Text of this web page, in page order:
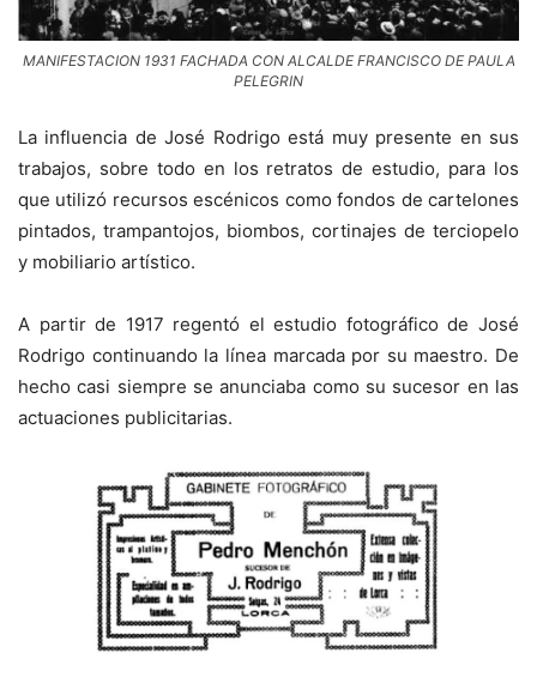
MANIFESTACION 1931 FACHADA CON ALCALDE FRANCISCO DE PAULA
PELEGRIN
La influencia de José Rodrigo está muy presente en sus
trabajos, sobre todo en los retratos de estudio, para los
que utilizó recursos escénicos como fondos de cartelones
pintados, trampantojos, biombos, cortinajes de terciopelo
y mobiliario artístico.
A partir de 1917 regentó el estudio fotográfico de José
Rodrigo continuando la línea marcada por su maestro. De
hecho casi siempre se anunciaba como su sucesor en las
actuaciones publicitarias.